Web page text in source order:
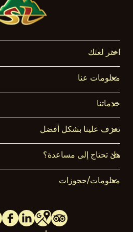
اختر لغتك
معلومات عنا
خدماتنا
تعرف علينا بشكل أفضل
هل تحتاج إلى مساعدة؟
معلومات/حجوزات